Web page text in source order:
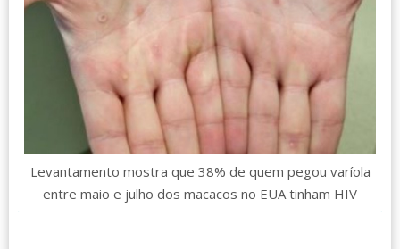
Levantamento mostra que 38% de quem pegou varíola
entre maio e julho dos macacos no EUA tinham HIV